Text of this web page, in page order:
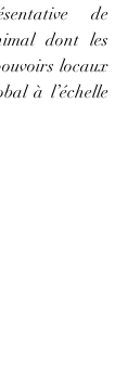
de
dont les
locaux
à l’échelle